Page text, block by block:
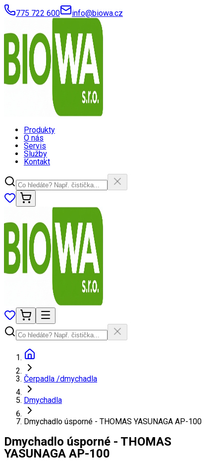
775 722 600 info@biowa.cz
Produkty
O nás
Servis
Služby
Kontakt
Čerpadla /dmychadla
Dmychadla
Dmychadlo úsporné - THOMAS YASUNAGA AP-100
Dmychadlo úsporné - THOMAS
YASUNAGA AP-100